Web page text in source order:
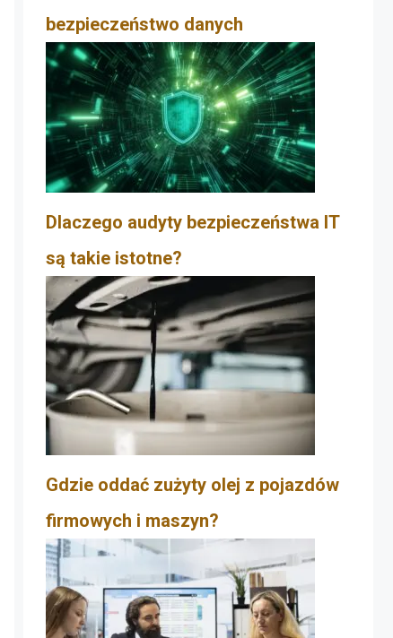
bezpieczeństwo danych
Dlaczego audyty bezpieczeństwa IT
są takie istotne?
Gdzie oddać zużyty olej z pojazdów
firmowych i maszyn?